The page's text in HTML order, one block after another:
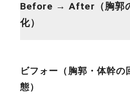
Before → After（胸郭
化）
ビフォー（胸郭・体幹の
態）